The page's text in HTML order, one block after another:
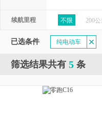
续航里程 不限 200
已选条件 纯电动车
筛选结果共有 5 条